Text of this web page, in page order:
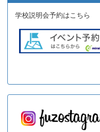
学校説明会予約はこちら